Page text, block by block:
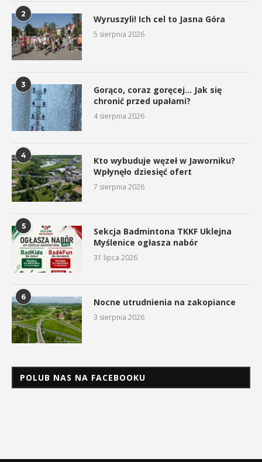
2 Wyruszyli! Ich cel to Jasna Góra
5 sierpnia 2026
3
Gorąco, coraz goręcej… Jak się
chronić przed upałami?
4 sierpnia 2026
4
Kto wybuduje węzeł w Jaworniku?
Wpłynęło dziesięć ofert
7 sierpnia 2026
5
Sekcja Badmintona TKKF Uklejna
Myślenice ogłasza nabór
31 lipca 2026
6 Nocne utrudnienia na zakopiance
3 sierpnia 2026
POLUB NAS NA FACEBOOKU